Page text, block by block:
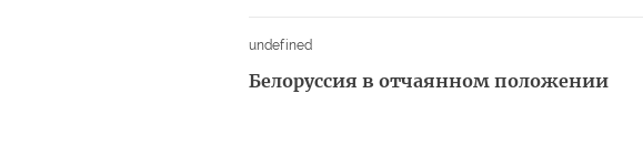
undefined
Белоруссия в отчаянном положении